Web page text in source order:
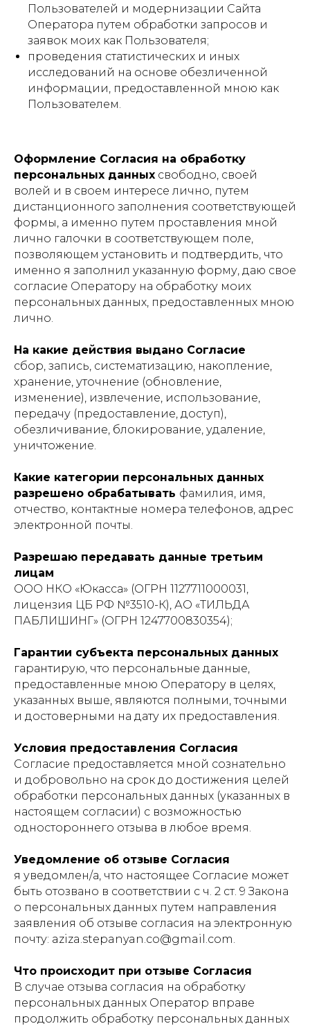
Пользователей и модернизации Сайта
Оператора путем обработки запросов и
заявок моих как Пользователя;
проведения статистических и иных
исследований на основе обезличенной
информации, предоставленной мною как
Пользователем.
Оформление Согласия на обработку
персональных данных свободно, своей
волей и в своем интересе лично, путем
дистанционного заполнения соответствующей
формы, а именно путем проставления мной
лично галочки в соответствующем поле,
позволяющем установить и подтвердить, что
именно я заполнил указанную форму, даю свое
согласие Оператору на обработку моих
персональных данных, предоставленных мною
лично.
На какие действия выдано Согласие
сбор, запись, систематизацию, накопление,
хранение, уточнение (обновление,
изменение), извлечение, использование,
передачу (предоставление, доступ),
обезличивание, блокирование, удаление,
уничтожение.
Какие категории персональных данных
разрешено обрабатывать фамилия, имя,
отчество, контактные номера телефонов, адрес
электронной почты.
Разрешаю передавать данные третьим
лицам
ООО НКО «Юкасса» (ОГРН 1127711000031,
лицензия ЦБ РФ №3510-К), АО «ТИЛЬДА
ПАБЛИШИНГ» (ОГРН 1247700830354);
Гарантии субъекта персональных данных
гарантирую, что персональные данные,
предоставленные мною Оператору в целях,
указанных выше, являются полными, точными
и достоверными на дату их предоставления.
Условия предоставления Согласия
Согласие предоставляется мной сознательно
и добровольно на срок до достижения целей
обработки персональных данных (указанных в
настоящем согласии) с возможностью
одностороннего отзыва в любое время.
Уведомление об отзыве Согласия
я уведомлен/а, что настоящее Согласие может
быть отозвано в соответствии с ч. 2 ст. 9 Закона
о персональных данных путем направления
заявления об отзыве согласия на электронную
почту: aziza.stepanyan.co@gmail.com.
Что происходит при отзыве Согласия
В случае отзыва согласия на обработку
персональных данных Оператор вправе
продолжить обработку персональных данных